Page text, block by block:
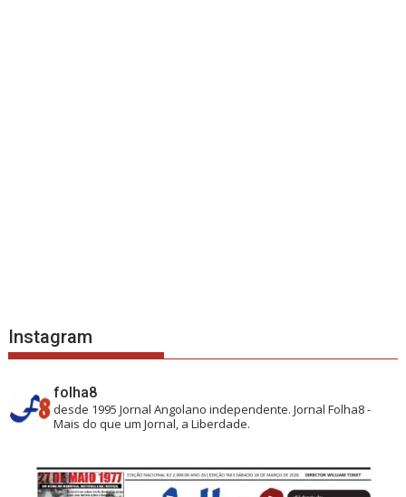
Instagram
folha8
desde 1995 Jornal Angolano independente.Jornal Folha8 -
Mais do que um Jornal, a Liberdade.